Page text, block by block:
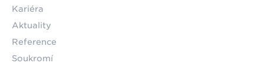
Kariéra
Aktuality
Reference
Soukromí